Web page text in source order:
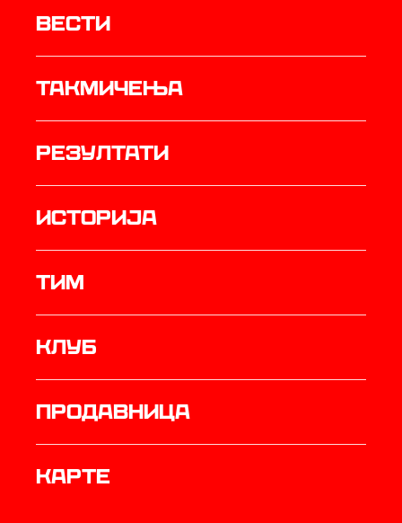
Вести
Такмичења
резултати
историја
ТИМ
Клуб
продавница
Карте